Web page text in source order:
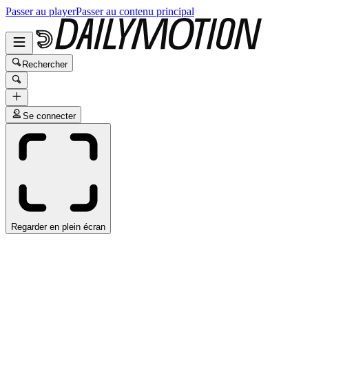
Passer au playerPasser au contenu principal
Rechercher
Se connecter
Regarder en plein écran